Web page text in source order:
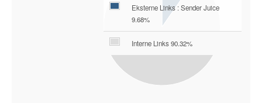
Eksterne Links : Sender Juice
9.68%
Interne Links 90.32%